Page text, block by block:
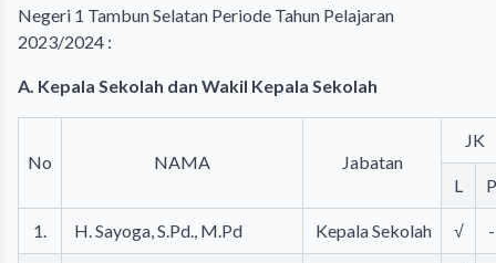
Negeri 1 Tambun Selatan Periode Tahun Pelajaran
2023/2024 :
A. Kepala Sekolah dan Wakil Kepala Sekolah
No NAMA Jabatan
JK
L P
1. H. Sayoga, S.Pd., M.Pd Kepala Sekolah √ -